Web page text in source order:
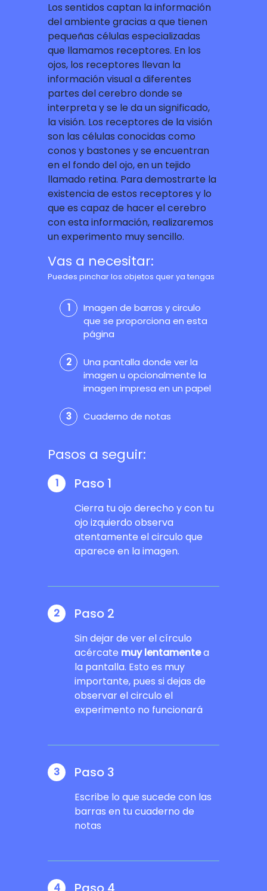
Los sentidos captan la información
del ambiente gracias a que tienen
pequeñas células especializadas
que llamamos receptores. En los
ojos, los receptores llevan la
información visual a diferentes
partes del cerebro donde se
interpreta y se le da un significado,
la visión. Los receptores de la visión
son las células conocidas como
conos y bastones y se encuentran
en el fondo del ojo, en un tejido
llamado retina. Para demostrarte la
existencia de estos receptores y lo
que es capaz de hacer el cerebro
con esta información, realizaremos
un experimento muy sencillo.
Vas a necesitar:
Puedes pinchar los objetos quer ya tengas
Imagen de barras y circulo
que se proporciona en esta
página
Una pantalla donde ver la
imagen u opcionalmente la
imagen impresa en un papel
Cuaderno de notas
Pasos a seguir:
1 Paso 1
Cierra tu ojo derecho y con tu
ojo izquierdo observa
atentamente el circulo que
aparece en la imagen.
2 Paso 2
Sin dejar de ver el círculo
acércate muy lentamentea
la pantalla. Esto es muy
importante, pues si dejas de
observar el circulo el
experimento no funcionará
3 Paso 3
Escribe lo que sucede con las
barras en tu cuaderno de
notas
4